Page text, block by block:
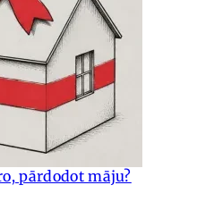
pārdodot māju?